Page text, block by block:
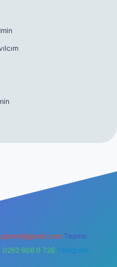
Teams:
0262 606 0 726 Telegram: